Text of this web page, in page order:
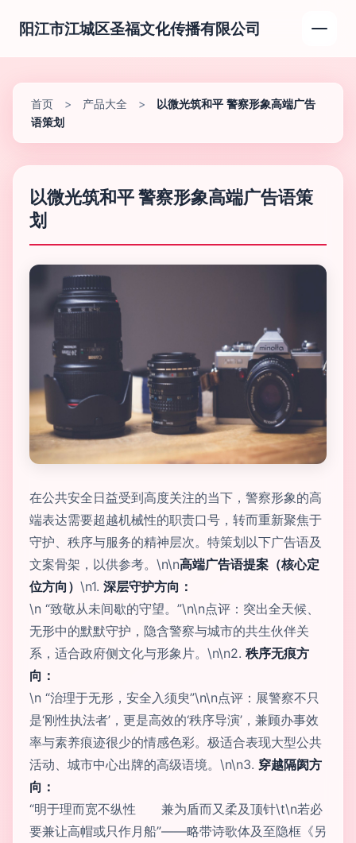
阳江市江城区圣福文化传播有限公司
首页 > 产品大全 >
以微光筑和平 警察形象高端广告
语策划
以微光筑和平 警察形象高端广告语策
划
在公共安全日益受到高度关注的当下，警察形象的高
端表达需要超越机械性的职责口号，转而重新聚焦于
守护、秩序与服务的精神层次。特策划以下广告语及
文案骨架，以供参考。\n\n高端广告语提案（核心定
位方向） \n1. 深层守护方向：
\n “致敬从未间歇的守望。”\n\n点评：突出全天候、
无形中的默默守护，隐含警察与城市的共生伙伴关
系，适合政府侧文化与形象片。\n\n2. 秩序无痕方
向：
\n “治理于无形，安全入须臾”\n\n点评：展警察不只
是‘刚性执法者’，更是高效的‘秩序导演’，兼顾办事效
率与素养痕迹很少的情感色彩。极适合表现大型公共
活动、城市中心出牌的高级语境。\n\n3. 穿越隔阂方
向：
“明于理而宽不纵性 兼为盾而又柔及顶针\t\n若必
要兼让高帽或只作月船”——略带诗歌体及至隐框《另